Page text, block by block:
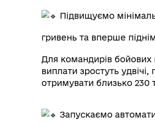
Підвищуємо
гривень та вперше
Для командирів бойових
виплати зростуть
отримувати близько 230
Запускаємо